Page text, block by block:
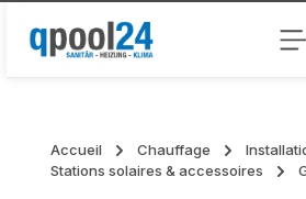
Passer au contenu principal
Accueil Chauffage
Stations solaires & accessoires